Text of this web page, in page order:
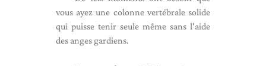
vous ayez une colonne vertébrale solide
qui puisse tenir seule même sans l'aide
des anges gardiens.